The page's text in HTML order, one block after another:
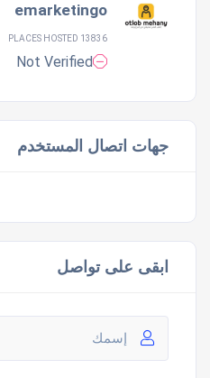
emarketingo
13836 PLACES HOSTED
Not Verified
جهات اتصال المستخدم
ابقى على تواصل